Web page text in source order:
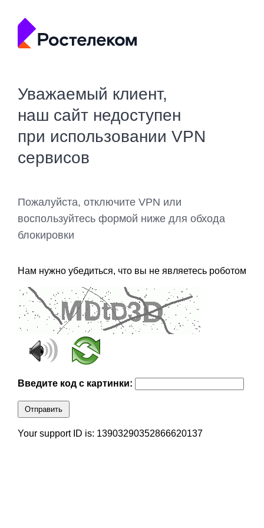
Уважаемый клиент,
наш сайт недоступен
при использовании VPN
сервисов
Пожалуйста, отключите VPN или
воспользуйтесь формой ниже для обхода
блокировки
Нам нужно убедиться, что вы не являетесь роботом
Введите код с картинки:
Отправить
Your support ID is: 13903290352866620137